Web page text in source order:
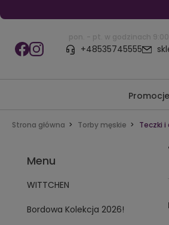
pon. - pt. w godzinach
+48535745555
Promocje
Strona główna Torby męskie Teczki i
Menu
WITTCHEN
Bordowa Kolekcja 2026!